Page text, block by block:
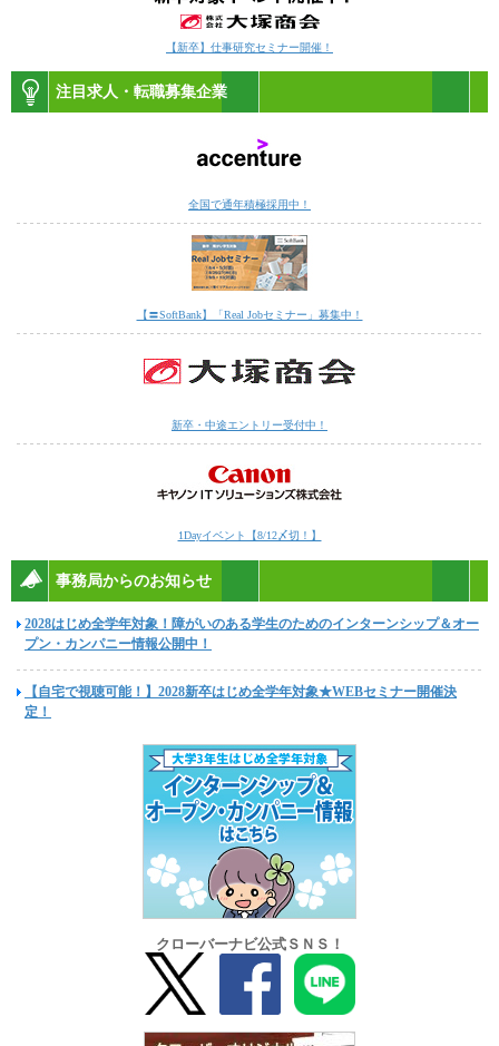
【新卒】仕事研究セミナー開催！
注目求人・転職募集企業
全国で通年積極採用中！
【〓SoftBank】「Real Jobセミナー」募集中！
新卒・中途エントリー受付中！
1Dayイベント【8/12〆切！】
事務局からのお知らせ
2028はじめ全学年対象！障がいのある学生のためのインターンシップ＆オー
プン・カンパニー情報公開中！
【自宅で視聴可能！】2028新卒はじめ全学年対象★WEBセミナー開催決
定！
クローバーナビ公式ＳＮＳ！